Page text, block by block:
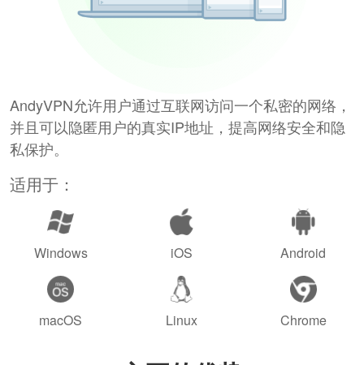
AndyVPN允许用户通过互联网访问一个私密的网络，
并且可以隐匿用户的真实IP地址，提高网络安全和隐
私保护。
适用于：
Windows iOS Android
macOS Linux Chrome